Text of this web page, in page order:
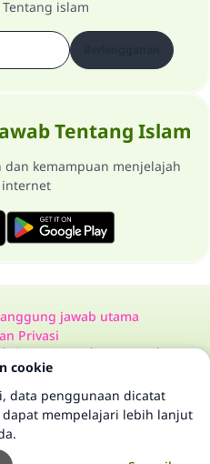
Tentang islam
Tentang Islam
dan kemampuan menjelajah
jawab utama
Privasi
Tanya Jawab Tentang Islam
2025 ©
cookie
data penggunaan dicatat
mempelajari lebih lanjut